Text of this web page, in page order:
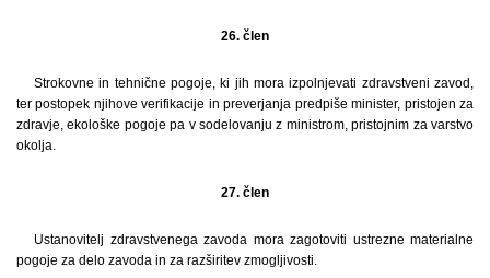
26. člen
Strokovne in tehnične pogoje, ki jih mora izpolnjevati zdravstveni zavod,
ter postopek njihove verifikacije in preverjanja predpiše minister, pristojen za
zdravje, ekološke pogoje pa v sodelovanju z ministrom, pristojnim za varstvo
okolja.
27. člen
Ustanovitelj zdravstvenega zavoda mora zagotoviti ustrezne materialne
pogoje za delo zavoda in za razširitev zmogljivosti.